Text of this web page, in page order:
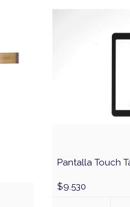
Pantalla Touch
$9.530